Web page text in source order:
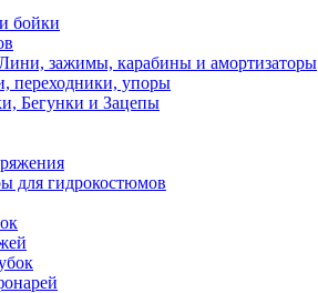
бойки
зажимы, карабины и амортизаторы
переходники, упоры
Бегунки и Зацепы
для гидрокостюмов